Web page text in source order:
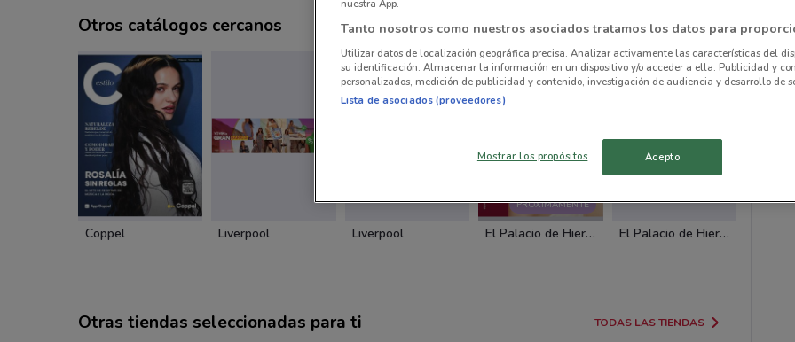
Otros catálogos cercanos
Coppel Liverpool Liverpool
PRÓXIMAMENTE
El Palacio de Hierro El Palacio de Hierro
Otras tiendas seleccionadas para ti TODAS LAS TIENDAS
nuestra App.
Tanto nosotros como nuestros asociados tratamos los datos para
Utilizar datos de localización geográfica precisa. Analizar activamente las características del
su identificación. Almacenar la información en un dispositivo y/o acceder a ella. Publicidad y
personalizados, medición de publicidad y contenido, investigación de audiencia y desarrollo de
Lista de asociados (proveedores)
Mostrar los propósitos Acepto